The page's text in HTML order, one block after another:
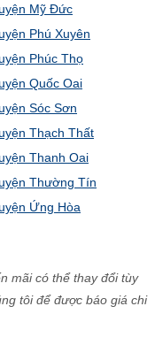
Mỹ Đức
Phú Xuyên
Phúc Thọ
Quốc Oai
Sóc Sơn
Thạch Thất
Thanh Oai
Thường Tín
Ứng Hòa
mãi có thể thay đổi tùy
tôi để được báo giá chi